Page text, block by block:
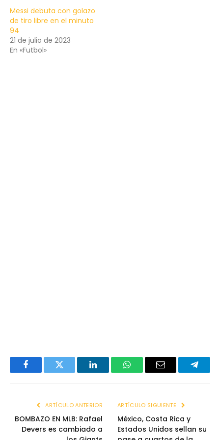
Messi debuta con golazo
de tiro libre en el minuto
94
21 de julio de 2023
En «Futbol»
FacebookTwitter LinkedInWhatsAppEmail
ARTÍCULO ANTERIOR
BOMBAZO EN MLB: Rafael
Devers es cambiado a
ARTÍCULO SIGUIENTE
México, Costa Rica y
Estados Unidos sellan su